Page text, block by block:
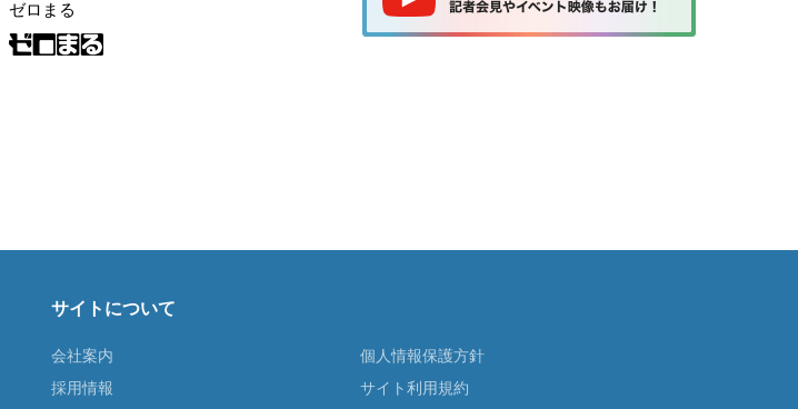
ゼロまる
サイトについて
会社案内
採用情報
個人情報保護方針
サイト利用規約